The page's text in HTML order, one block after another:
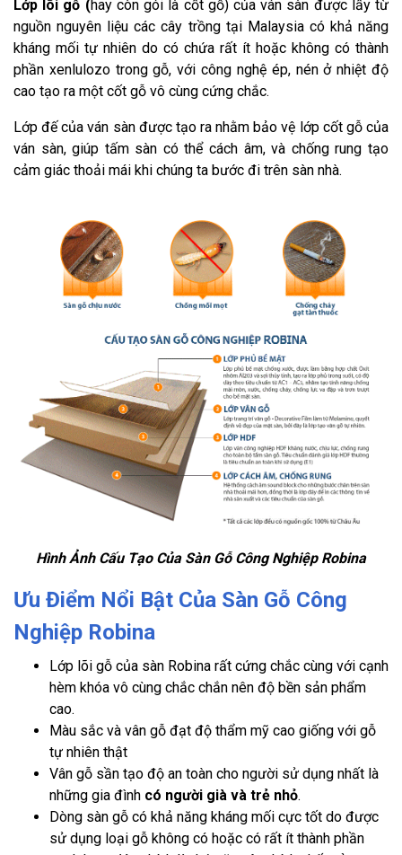
Lớp lõi gỗ (hay còn gói là cốt gỗ) của ván sàn được lấy từ
nguồn nguyên liệu các cây trồng tại Malaysia có khả năng
kháng mối tự nhiên do có chứa rất ít hoặc không có thành
phần xenlulozo trong gỗ, với công nghệ ép, nén ở nhiệt độ
cao tạo ra một cốt gỗ vô cùng cứng chắc.
Lớp đế của ván sàn được tạo ra nhằm bảo vệ lớp cốt gỗ của
ván sàn, giúp tấm sàn có thể cách âm, và chống rung tạo
cảm giác thoải mái khi chúng ta bước đi trên sàn nhà.
Hình Ảnh Cấu Tạo Của Sàn Gỗ Công Nghiệp Robina
Ưu Điểm Nổi Bật Của Sàn Gỗ Công
Nghiệp Robina
Lớp lõi gỗ của sàn Robina rất cứng chắc cùng với cạnh
hèm khóa vô cùng chắc chắn nên độ bền sản phẩm
cao.
Màu sắc và vân gỗ đạt độ thẩm mỹ cao giống với gỗ
tự nhiên thật
Vân gỗ sần tạo độ an toàn cho người sử dụng nhất là
những gia đình có người già và trẻ nhỏ.
Dòng sàn gỗ có khả năng kháng mối cực tốt do được
sử dụng loại gỗ không có hoặc có rất ít thành phần